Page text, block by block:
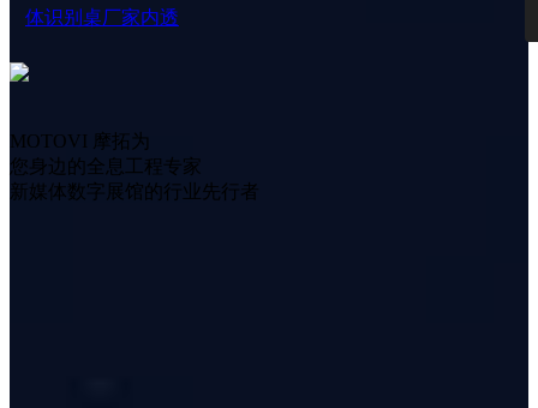
体识别桌厂家内透
MOTOVI 摩拓为
您身边的全息工程专家
新媒体数字展馆的行业先行者